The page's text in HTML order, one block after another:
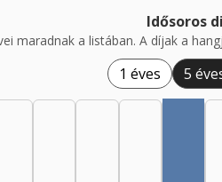
Idősoros
maradnak a listában. A díjak a
1 éves 5